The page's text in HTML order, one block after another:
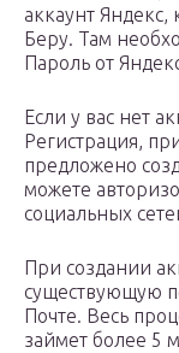
аккаунт Яндекс,
Беру. Там
Пароль от
Если у вас нет
Регистрация,
предложено
можете
социальных
При создании
существующую
Почте. Весь
займет более 5